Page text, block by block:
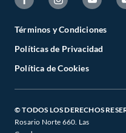
Términos y Condiciones
Políticas de Privacidad
Política de Cookies
© TODOS LOS DERECHOS
Rosario Norte 660. Las